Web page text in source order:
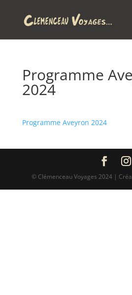
Programme
2024
Programme Aveyron 2024
© Clémenceau Voyages 2024 |